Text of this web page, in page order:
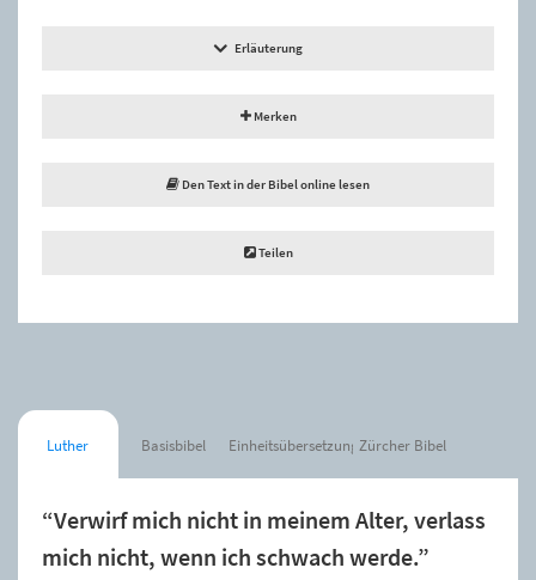
Erläuterung
Merken
Den Text in der Bibel online lesen
Teilen
Luther Basisbibel Einheitsübersetzung Zürcher Bibel
“Verwirf mich nicht in meinem Alter, verlass
mich nicht, wenn ich schwach werde.”